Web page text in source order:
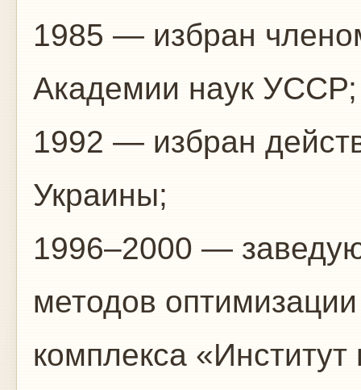
1985 — избран
Академии наук УССР;
1992 — избран
Украины;
1996–2000 —
методов
комплекса «Институт